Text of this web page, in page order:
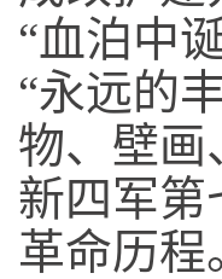
“血泊中
“永远的
物、壁画
新四军第
革命历程